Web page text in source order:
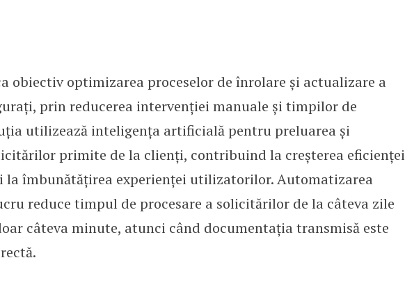
obiectiv optimizarea proceselor de înrolare și actualizare a
prin reducerea intervenției manuale și timpilor de
utilizează inteligența artificială pentru preluarea și
primite de la clienți, contribuind la creșterea eficienței
la îmbunătățirea experienței utilizatorilor. Automatizarea
reduce timpul de procesare a solicitărilor de la câteva zile
câteva minute, atunci când documentația transmisă este